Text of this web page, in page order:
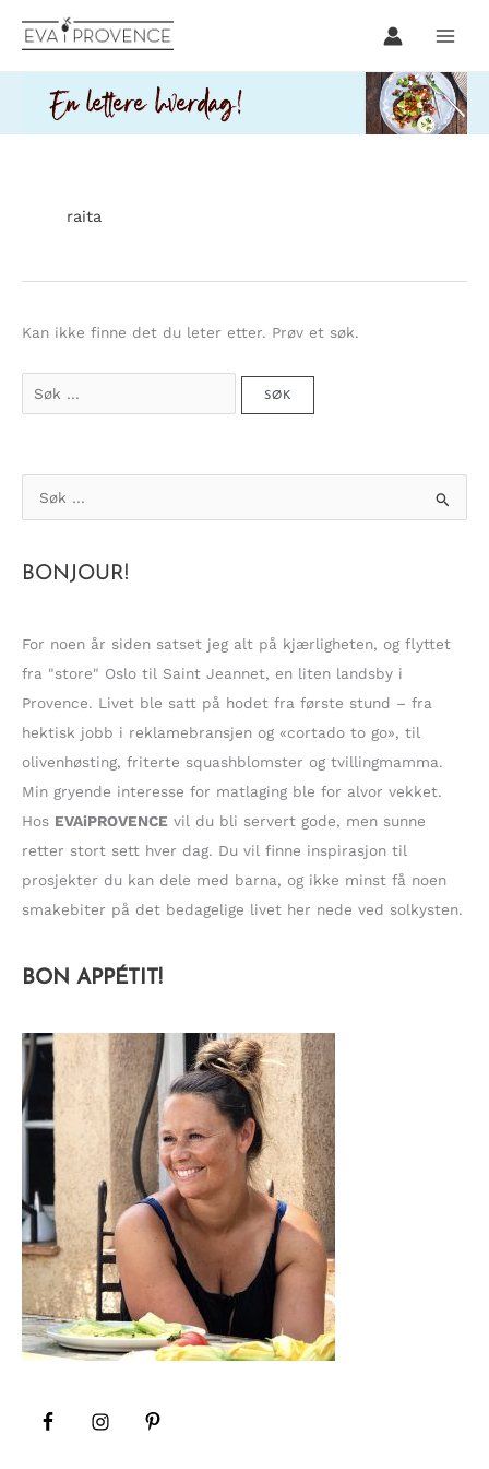
rett
innholdet
raita
Kan ikke finne det du leter etter. Prøv et søk.
etter:
ø
e
e
:
BONJOUR!
For noen år siden satset jeg alt på kjærligheten, og flyttet
fra "store" Oslo til Saint Jeannet, en liten landsby i
Provence. Livet ble satt på hodet fra første stund – fra
hektisk jobb i reklamebransjen og «cortado to go», til
olivenhøsting, friterte squashblomster og tvillingmamma.
Min gryende interesse for matlaging ble for alvor vekket.
Hos EVAiPROVENCE vil du bli servert gode, men sunne
retter stort sett hver dag. Du vil finne inspirasjon til
prosjekter du kan dele med barna, og ikke minst få noen
smakebiter på det bedagelige livet her nede ved solkysten.
BON APPÉTIT!